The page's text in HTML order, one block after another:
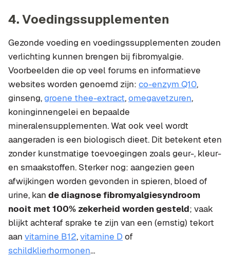
4. Voedingssupplementen
Gezonde voeding en voedingssupplementen zouden
verlichting kunnen brengen bij fibromyalgie.
Voorbeelden die op veel forums en informatieve
websites worden genoemd zijn: co-enzym Q10,
ginseng,groene thee-extract,omegavetzuren,
koninginnengelei en bepaalde
mineralensupplementen. Wat ook veel wordt
aangeraden is een biologisch dieet. Dit betekent eten
zonder kunstmatige toevoegingen zoals geur-, kleur-
en smaakstoffen. Sterker nog: aangezien geen
afwijkingen worden gevonden in spieren, bloed of
urine, kan de diagnose fibromyalgiesyndroom
nooit met 100% zekerheid worden gesteld; vaak
blijkt achteraf sprake te zijn van een (ernstig) tekort
aan vitamine B12,vitamine D of
schildklierhormonen…